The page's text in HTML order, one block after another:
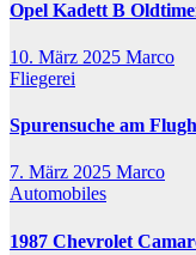
Opel Kadett B
10. März 2025 Marco
Fliegerei
Spurensuche am
7. März 2025 Marco
Automobiles
1987 Chevrolet